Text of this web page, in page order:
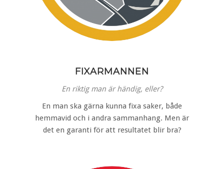
FIXARMANNEN
En riktig man är händig, eller?
En man ska gärna kunna fixa saker, både
hemmavid och i andra sammanhang. Men är
det en garanti för att resultatet blir bra?